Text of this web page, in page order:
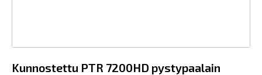
Kunnostettu PTR 7200HD pystypaalain